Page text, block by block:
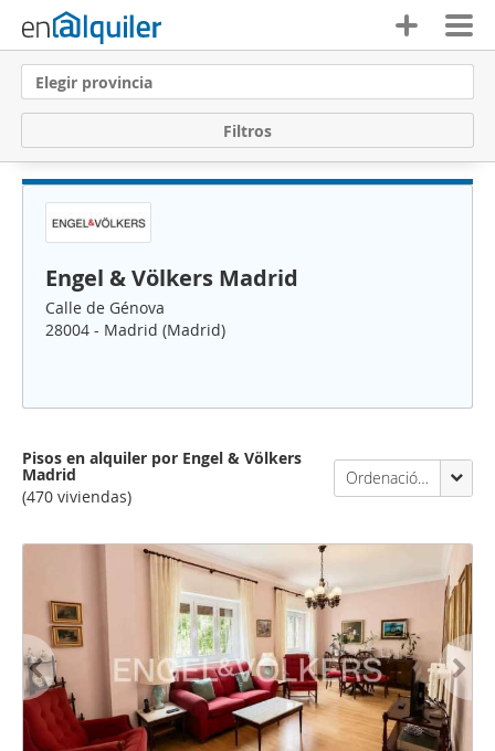
Elegir provincia
Filtros
Engel & Völkers Madrid
Calle de Génova
28004 - Madrid (Madrid)
Pisos en alquiler por Engel & Völkers
Madrid
(470 viviendas)
Ordenación Enalquiler